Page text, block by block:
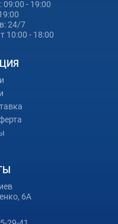
09:00 - 19:00
24/7
10:00 - 18:00
6А